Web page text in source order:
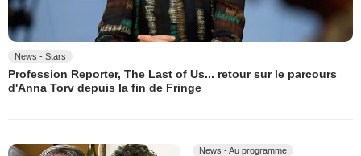
News - Stars
Profession Reporter, The Last of Us... retour sur le parcours
d'Anna Torv depuis la fin de Fringe
News - Au programme